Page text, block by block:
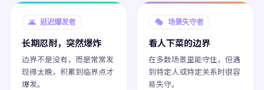
🌋 延迟爆发者
长期忍耐，突然爆炸
边界不是没有，而是常常发
现得太晚，积累到临界点才
爆发。
🎭 场景失守者
看人下菜的边界
在多数场景里能守住，但遇
到特定人或特定关系时很容
易失守。